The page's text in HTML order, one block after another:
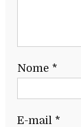
Nome *
E-mail *